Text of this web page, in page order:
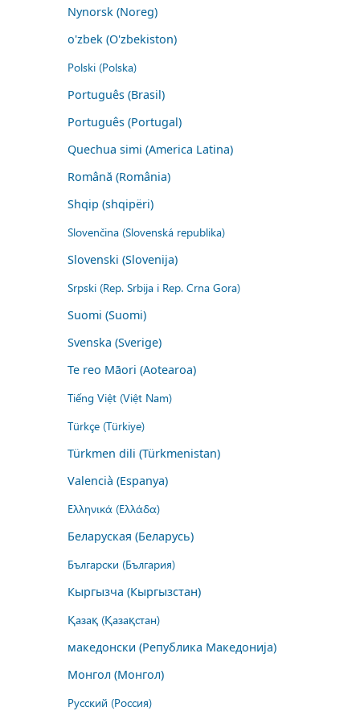
Nynorsk (Noreg)
o'zbek (O'zbekiston)
Polski (Polska)
Português (Brasil)
Português (Portugal)
Quechua simi (America Latina)
Română (România)
Shqip (shqipëri)
Slovenčina (Slovenská republika)
Slovenski (Slovenija)
Srpski (Rep. Srbija i Rep. Crna Gora)
Suomi (Suomi)
Svenska (Sverige)
Te reo Māori (Aotearoa)
Tiếng Việt (Việt Nam)
Türkçe (Türkiye)
Türkmen dili (Türkmenistan)
Valencià (Espanya)
Ελληνικά (Ελλάδα)
Беларуская (Беларусь)
Български (България)
Кыргызча (Кыргызстан)
Қазақ (Қазақстан)
македонски (Република Македонија)
Монгол (Монгол)
Русский (Россия)